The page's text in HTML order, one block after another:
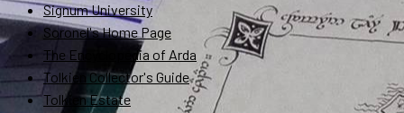
Signum University
Soronel's Home Page
The Encyclopedia of Arda
Tolkien Collector's Guide
Tolkien Estate